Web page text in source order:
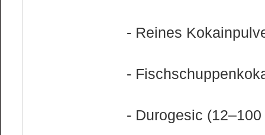
- Reines
-
- Durogesic (12–100